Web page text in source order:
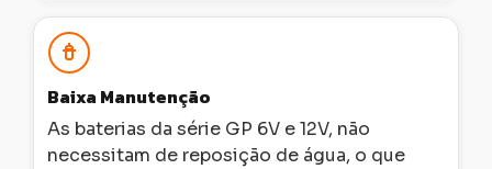
Baixa Manutenção
As baterias da série GP 6V e 12V, não
necessitam de reposição de água, o que